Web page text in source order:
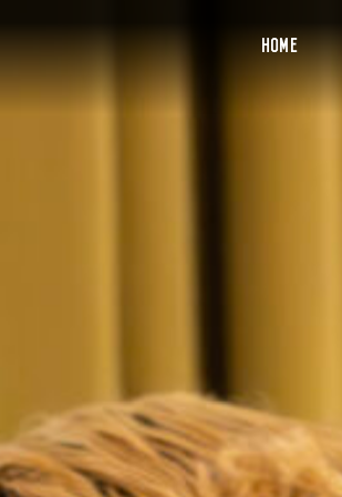
Home